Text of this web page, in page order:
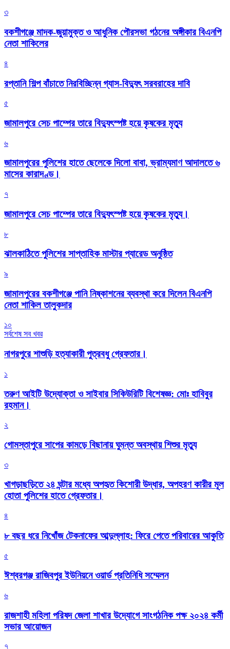
৩
বকশীগঞ্জে মাদক-জুয়ামুক্ত ও আধুনিক পৌরসভা গঠনের অঙ্গীকার বিএনপি
নেতা শাকিলের
৪
রপ্তানি শিল্প বাঁচাতে নিরবিচ্ছিন্ন গ্যাস-বিদ্যুৎ সরবরাহের দাবি
৫
জামালপুরে সেচ পাম্পের তারে বিদ্যুৎস্পষ্ট হয়ে কৃষকের মৃত্যু
৬
জামালপুরের পুলিশের হাতে ছেলেকে দিলো বাবা, ভ্রাম্যমাণ আদালতে ৬
মাসের কারাদণ্ড।
৭
জামালপুরে সেচ পাম্পের তারে বিদ্যুৎস্পষ্ট হয়ে কৃষকের মৃত্যু।
৮
‎ঝালকাঠিতে পুলিশের সাপ্তাহিক মাস্টার প্যারেড অনুষ্ঠিত
৯
জামালপুরের বকশীগঞ্জে পানি নিষ্কাশনের ব্যবস্থা করে দিলেন বিএনপি
নেতা শাকিল তালুকদার
১০
সর্বশেষ সব খবর
নাগরপুরে শাশুড়ি হত্যাকারী পুত্রবধু গ্রেফতার।
১
তরুণ আইটি উদ্যোক্তা ও সাইবার সিকিউরিটি বিশেষজ্ঞ: মোঃ হাবিবুর
রহমান।
২
গোমস্তাপুরে সাপের কামড়ে বিছানায় ঘুমন্ত অবস্থায় শিশুর মৃত্যু
৩
খাগড়াছড়িতে ২৪ ঘন্টার মধ্যে অপহৃত কিশোরী উদ্ধার, অপহরণ কারীর মূল
হোতা পুলিশের হাতে গ্রেফতার।
৪
৮ বছর ধরে নিখোঁজ টেকনাফের আব্দুল্লাহ: ফিরে পেতে পরিবারের আকুতি
৫
ঈশ্বরগঞ্জ রাজিবপুর ইউনিয়নে ওয়ার্ড প্রতিনিধি সম্মেলন
৬
রাজশাহী মহিলা পরিষদ জেলা শাখার উদ্যোগে সাংগঠনিক পক্ষ ২০২৪ কর্মী
সভার আয়োজন
৭